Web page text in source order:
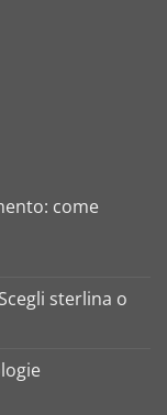
come
sterlina o